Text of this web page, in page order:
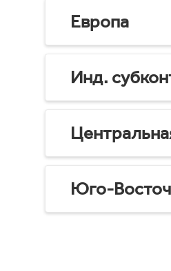
Европа
Инд.
Юго-